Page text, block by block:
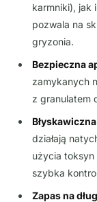
karmniki), jak
pozwala na
gryzonia.
Bezpieczna
zamykanych
z granulatem
działają
użycia toksyn
szybka
Zapas na